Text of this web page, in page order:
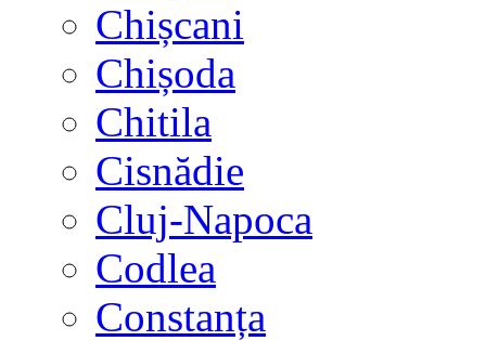
Chișcani
Chișoda
Chitila
Cisnădie
Cluj-Napoca
Codlea
Constanța